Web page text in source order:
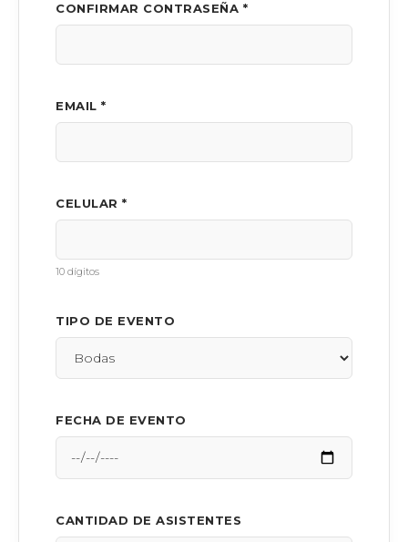
CONFIRMAR CONTRASEÑA *
EMAIL *
CELULAR *
10 dígitos
TIPO DE EVENTO
FECHA DE EVENTO
CANTIDAD DE ASISTENTES